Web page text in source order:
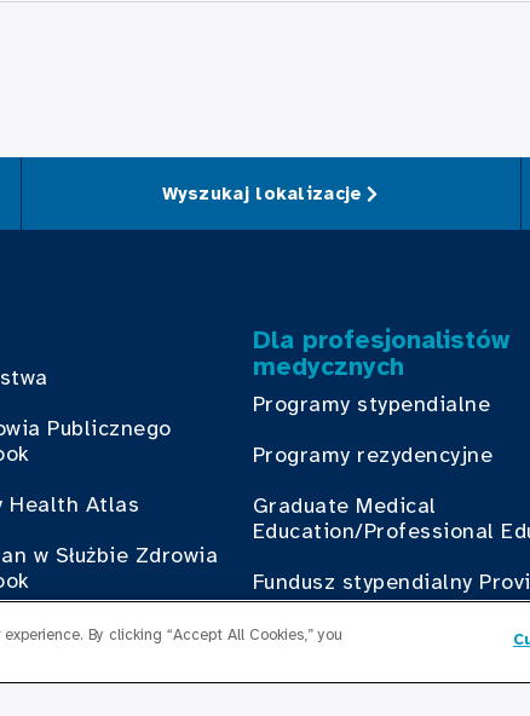
Wyszukaj lokalizacje
Publicznego
Health Atlas
w Służbie Zdrowia
udział
Cook County Health
Dla profesjonalistów
medycznych
Programy stypendialne
Programy rezydencyjne
Graduate Medical
Education/Professional
Fundusz stypendialny
By clicking “Accept All Cookies,” you